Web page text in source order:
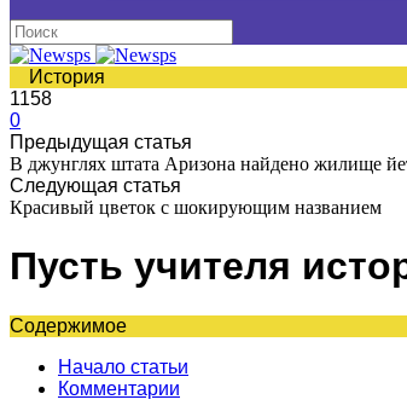
История
1158
0
Предыдущая статья
В джунглях штата Аризона найдено жилище
Следующая статья
Красивый цветок с шокирующим названием
Пусть учителя
Содержимое
Начало статьи
Комментарии